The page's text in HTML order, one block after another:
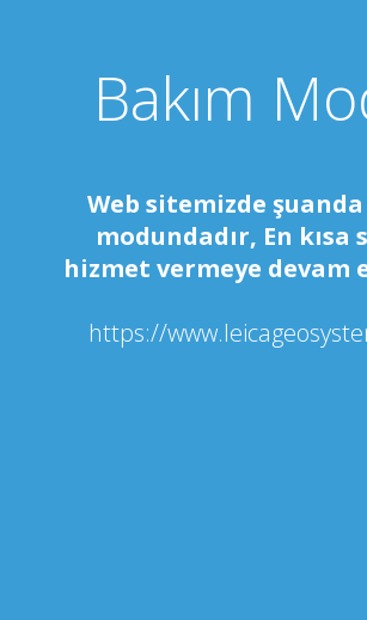
Bakım
Web sitemizde şuanda
modundadır, En kısa
hizmet vermeye devam
https://